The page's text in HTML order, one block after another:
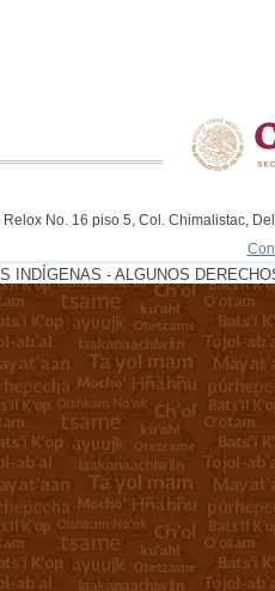
No. 16 piso 5, Col. Chimalistac,
INDÍGENAS - ALGUNOS